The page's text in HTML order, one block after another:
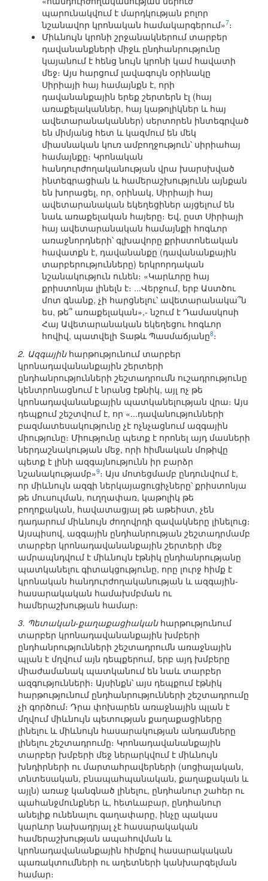
պարունակվում է մարդկության բոլոր
նշանավոր կրոնական համակարգերում»7։
Միևնույն կրոնի շրջանակներում տարբեր
դավանանքների միջև ընդհանրությունը
կայանում է հենց նույն կրոնի կամ հավատի
մեջ։ Այս հարցում լավագույն օրինակը
Սիրիայի հայ համայնքն է, որի
դավանանքային երեք շերտերն էլ (հայ
առաքելականներ, հայ կաթոլիկներ և հայ
ավետարանականներ) սերտորեն ինտեգրված
են միմյանց հետ և կազմում են մեկ
միասնական կուռ ամբողջություն՝ սիրիահայ
համայնքը։ Կրոնական
հանդուրժողականության վրա խարսխված
ինտեգրացիան և համերաշխությունն այնքան
են խորացել, որ, օրինակ, Սիրիայի հայ
ավետարանական եկեղեցիներ այցելում են
նաև առաքելական հայերը։ Եվ, ըստ Սիրիայի
հայ ավետարանական համայնքի հոգևոր
առաջնորդների՝ գլխավորը քրիստոնեական
հավատքն է, դավանանքը (դավանանքային
տարբերությունները) երկրորդական
նշանակություն ունեն։ «Կարևորը հայ
քրիստոնյա լինելն է։ ...Վերջում, երբ Աստծու
մոտ գնանք, չի հարցնելու՝ ավետարանակա՞ն
ես, թե՞ առաքելական»,- նշում է Դամասկոսի
Հայ Ավետարանական եկեղեցու հոգևոր
հովիվ, պատվելի Տաթև Պասմաճյանը8։
2. Ազգայինհարթությունում տարբեր
կրոնադավանանքային շերտերի
ընդհանրությունների շեշտադրումն ուշադրությունը
կենտրոնացնում է նրանց էթնիկ, այլ ոչ թե
կրոնադավանանքային պատկանելության վրա։ Այս
դեպքում շեշտվում է, որ «...դավանությունների
բազմատեսակությունը չէ ոչնչացնում ազգային
միությունը։ Միությունը պետք է որոնել այդ մասների
ներդաշնակության մեջ, որի հիմնական մոթիվը
պետք է լինի ազգայնությունն իր բարձր
նշանակությամբ»9։ Այս մոտեցմամբ ընդունվում է,
որ միևնույն ազգի ներկայացուցիչները՝ քրիստոնյա
թե մուսուլման, ուղղափառ, կաթոլիկ թե
բողոքական, հավատացյալ թե աթեիստ, չեն
դադարում միևնույն ժողովրդի զավակները լինելուց։
Այսպիսով, ազգային ընդհանրության շեշտադրմամբ
տարբեր կրոնադավանանքային շերտերի մեջ
ամրապնդվում է միևնույն էթնիկ ընդհանրությանը
պատկանելու գիտակցությունը, որը լուրջ հիմք է
կրոնական հանդուրժողականության և ազգային-
հասարակական համախմբման ու
համերաշխության համար։
3. Պետական-քաղաքացիականհարթությունում
տարբեր կրոնադավանանքային խմբերի
ընդհանրությունների շեշտադրումն առաջնային
պլան է մղվում այն դեպքերում, երբ այդ խմբերը
միաժամանակ պատկանում են նաև տարբեր
ազգությունների։ Այսինքն՝ այս դեպքում էթնիկ
հարթությունում ընդհանրությունների շեշտադրումը
չի գործում։ Դրա փոխարեն առաջնային պլան է
մղվում միևնույն պետության քաղաքացիները
լինելու և միևնույն հասարակության անդամները
լինելու շեշտադրումը։ Կրոնադավանանքային
տարբեր խմբերի մեջ ներարկվում է միևնույն
խնդիրների ու մարտահրավերների (սոցիալական,
տնտեսական, բնապահպանական, քաղաքական և
այլն) առաջ կանգնած լինելու, ընդհանուր շահեր ու
պահանջմունքներ և, հետևաբար, ընդհանուր
անելիք ունենալու գաղափարը, ինչը պակաս
կարևոր նախադրյալ չէ հասարակական
համերաշխության ապահովման և
կրոնադավանանքային հիմքով հասարակական
պառակտումների ու աղետների կանխարգելման
համար։